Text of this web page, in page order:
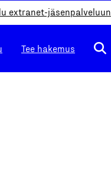
extranet-jäsenpalveluun
Tee hakemus